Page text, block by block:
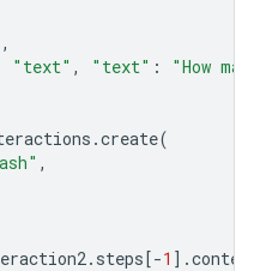
,
"text" , "text" :
"How
.create(
,
. steps[-1 ] .